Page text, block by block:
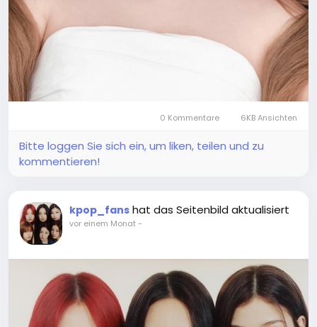
0 Kommentare 6KB Ansichten
Bitte loggen Sie sich ein, um liken, teilen und zu
kommentieren!
kpop_fans hat das Seitenbild aktualisiert
vor einem Monat-